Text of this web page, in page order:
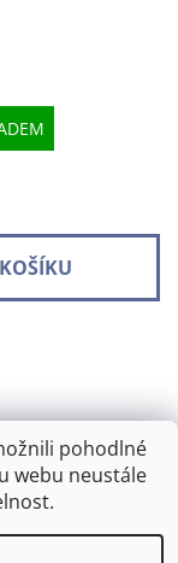
PRO
pohodlné
webu neustále